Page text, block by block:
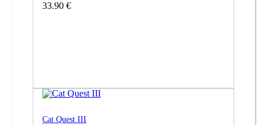
33.90 €
Cat Quest III